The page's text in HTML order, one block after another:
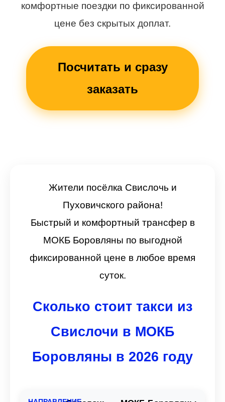
комфортные поездки по фиксированной
цене без скрытых доплат.
Посчитать и сразу
заказать
Жители посёлка Свислочь и
Пуховичского района!
Быстрый и комфортный трансфер в
МОКБ Боровляны по выгодной
фиксированной цене в любое время
суток.
Сколько стоит такси из
Свислочи в МОКБ
Боровляны в 2026 году